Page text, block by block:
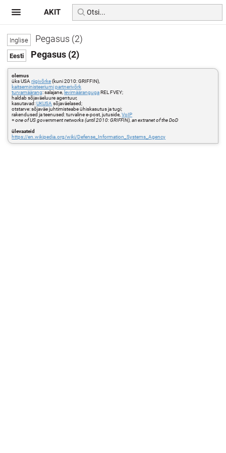
Pegasus (2)
Pegasus (2)
olemus
üks USAriigivõrke(kuni 2010: GRIFFIN),
kaitseministeeriumipartnerivõrk
turvamäärang: salajane, levimäärangugaREL FVEY;
haldab sõjaväeluure agentuur,
kasutavad:UKUSA sõjaväelased;
otstarve: sõjaväe juhtimisteabe ühiskasutus ja tugi;
rakendused ja teenused: turvaline e-post, jutuside,VoIP
=one of US government networks (until 2010: GRIFFIN), an extranet of the DoD
ülevaateid
https://en.wikipedia.org/wiki/Defense_Information_Systems_Agency
AKIT